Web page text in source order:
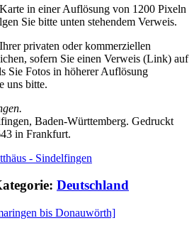
in einer Auflösung von 1200 Pixeln
Sie bitte unten stehendem Verweis.
privaten oder kommerziellen
sofern Sie einen Verweis (Link) auf
Sie Fotos in höherer Auflösung
uns bitte.
Baden-Württemberg. Gedruckt
in Frankfurt.
- Sindelfingen
Deutschland